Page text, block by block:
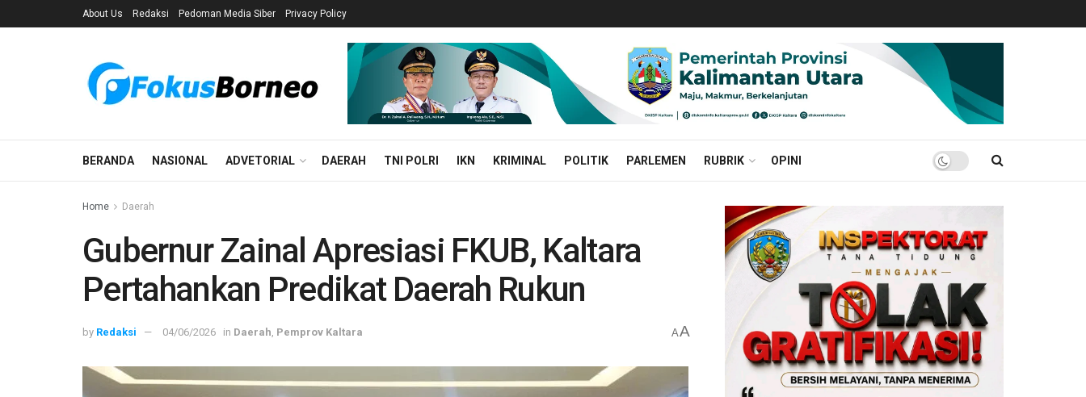
About Us Redaksi Pedoman Media Siber Privacy Policy
BERANDA NASIONAL ADVETORIAL DAERAH TNI POLRI IKN KRIMINAL POLITIK PARLEMEN RUBRIK OPINI
Home Daerah
Gubernur Zainal Apresiasi FKUB, Kaltara
Pertahankan Predikat Daerah Rukun
by Redaksi 04/06/2026 in Daerah Pemprov Kaltara AA